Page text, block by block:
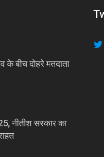
के बीच दोहरे मतदाता
नीतीश सरकार का